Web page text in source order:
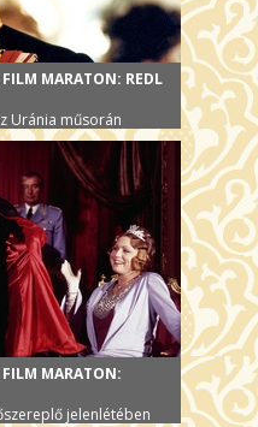
MARATON: REDL
Uránia műsorán
FILM MARATON:
jelenlétében